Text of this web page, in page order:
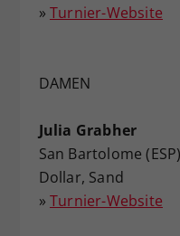
» Turnier-Website
DAMEN
Julia Grabher
San Bartolome
Dollar, Sand
» Turnier-Website